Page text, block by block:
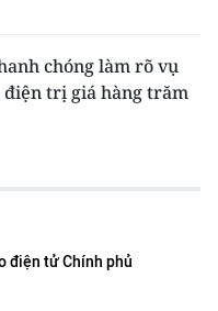
chóng làm rõ vụ
trị giá hàng trăm
điện tử Chính phủ